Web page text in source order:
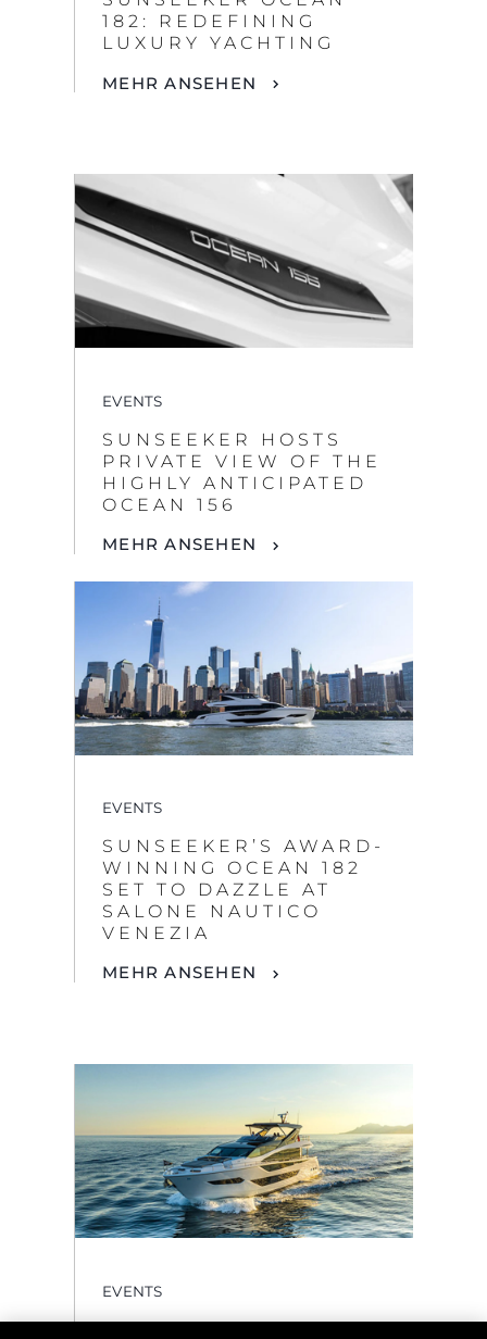
182: REDEFINING
LUXURY YACHTING
MEHR ANSEHEN
EVENTS
SUNSEEKER HOSTS
PRIVATE VIEW OF THE
HIGHLY ANTICIPATED
OCEAN 156
MEHR ANSEHEN
EVENTS
SUNSEEKER’S AWARD-
WINNING OCEAN 182
SET TO DAZZLE AT
SALONE NAUTICO
VENEZIA
MEHR ANSEHEN
EVENTS